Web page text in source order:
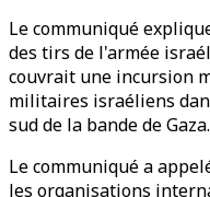
Le communiqué
des tirs de l'armée
couvrait une incursion
militaires israéliens
sud de la bande de Gaza.
Le communiqué a
les organisations